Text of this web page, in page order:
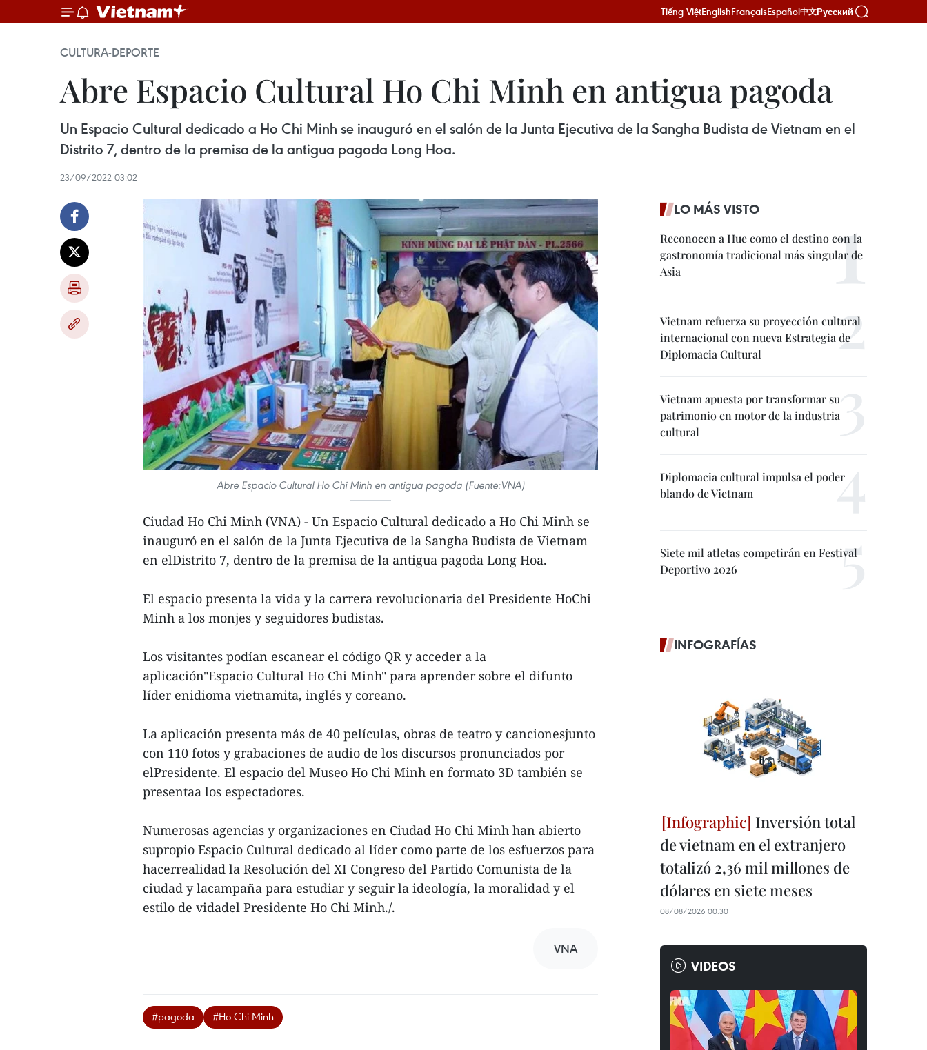
Tiếng ViệtEnglishFrançaisEspañol中文Русский
CULTURA-DEPORTE
Abre Espacio Cultural Ho Chi Minh en antigua pagoda
Un Espacio Cultural dedicado a Ho Chi Minh se inauguró en el salón de la Junta Ejecutiva de la Sangha Budista de Vietnam en el
Distrito 7, dentro de la premisa de la antigua pagoda Long Hoa.
23/09/2022 03:02
Abre Espacio Cultural Ho Chi Minh en antigua pagoda (Fuente:VNA)
Ciudad Ho Chi Minh (VNA) - Un Espacio Cultural dedicado a Ho Chi Minh se
inauguró en el salón de la Junta Ejecutiva de la Sangha Budista de Vietnam
en elDistrito 7, dentro de la premisa de la antigua pagoda Long Hoa.
El espacio presenta la vida y la carrera revolucionaria del Presidente HoChi
Minh a los monjes y seguidores budistas.
Los visitantes podían escanear el código QR y acceder a la
aplicación"Espacio Cultural Ho Chi Minh" para aprender sobre el difunto
líder enidioma vietnamita, inglés y coreano.
La aplicación presenta más de 40 películas, obras de teatro y cancionesjunto
con 110 fotos y grabaciones de audio de los discursos pronunciados por
elPresidente. El espacio del Museo Ho Chi Minh en formato 3D también se
presentaa los espectadores.
Numerosas agencias y organizaciones en Ciudad Ho Chi Minh han abierto
supropio Espacio Cultural dedicado al líder como parte de los esfuerzos para
hacerrealidad la Resolución del XI Congreso del Partido Comunista de la
ciudad y lacampaña para estudiar y seguir la ideología, la moralidad y el
estilo de vidadel Presidente Ho Chi Minh./.
VNA
#pagoda #Ho Chi Minh
LO MÁS VISTO
Reconocen a Hue como el destino con la
gastronomía tradicional más singular de
Asia
Vietnam refuerza su proyección cultural
internacional con nueva Estrategia de
Diplomacia Cultural
Vietnam apuesta por transformar su
patrimonio en motor de la industria
cultural
Diplomacia cultural impulsa el poder
blando de Vietnam
Siete mil atletas competirán en Festival
Deportivo 2026
INFOGRAFÍAS
Inversión total
de vietnam en el extranjero
totalizó 2,36 mil millones de
dólares en siete meses
08/08/2026 00:30
VIDEOS